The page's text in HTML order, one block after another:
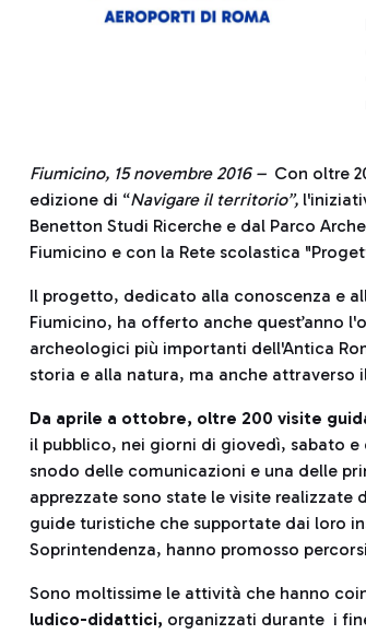
Fiumicino, 15 novembre 2016 – Con oltre
edizione di “Navigare il territorio”,
Benetton Studi Ricerche e dal Parco
Fiumicino e con la Rete scolastica
Il progetto, dedicato alla conoscenza e
Fiumicino, ha offerto anche quest’anno
archeologici più importanti dell'Antica
storia e alla natura, ma anche attraverso
Da aprile a ottobre, oltre 200 visite
il pubblico, nei giorni di giovedì, sabato
snodo delle comunicazioni e una delle
apprezzate sono state le visite
guide turistiche che supportate dai loro
Soprintendenza, hanno promosso
Sono moltissime le attività che hanno
ludico-didattici, organizzati durante i